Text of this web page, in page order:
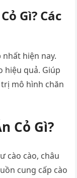
Gì? Các
nhất hiện nay.
hiệu quả. Giúp
mô hình chăn
Cỏ Gì?
cào cào, châu
cung cấp cào